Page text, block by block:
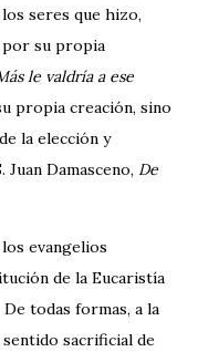
seres que hizo,
por su propia
le valdría a ese
propia creación, sino
la elección y
Damasceno, De
evangelios
de la Eucaristía
todas formas, a la
sacrificial de